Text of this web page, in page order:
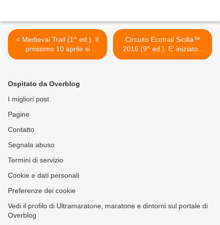
< Medieval Trail (1^ ed.). Il
prossimo 10 aprile si
correrà trail nei luoghi della
Circuito Ecotrail Sicilia™
2016 (9^ ed.). E' iniziato il
countdown per l'Ecotrail
Ospitato da Overblog
I migliori post
Pagine
Contatto
Segnala abuso
Termini di servizio
Cookie e dati personali
Preferenze dei cookie
Vedi il profilo di Ultramaratone, maratone e dintorni sul portale di
Overblog